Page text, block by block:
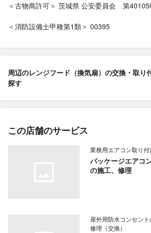
＜古物商許可＞ 茨城県 公安委員会 第
＜消防設備士甲種第1類＞ 00395
周辺のレンジフード（換気扇）の交換・取り
探す
この店舗のサービス
業務用エアコン取り付
パッケージエアコ
の施工、修理
屋外用防水コンセン
修理（交換）